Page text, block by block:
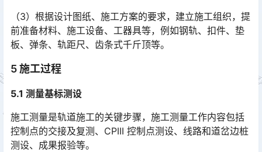
（3）根据设计图纸、施工方案的要求，建立施工组织，提
前准备材料、施工设备、工器具等，例如钢轨、扣件、垫
板、弹条、轨距尺、齿条式千斤顶等。
5 施工过程
5.1 测量基标测设
施工测量是轨道施工的关键步骤，施工测量工作内容包括
控制点的交接及复测、CPIII 控制点测设、线路和道岔边桩
测设、成果报验等。